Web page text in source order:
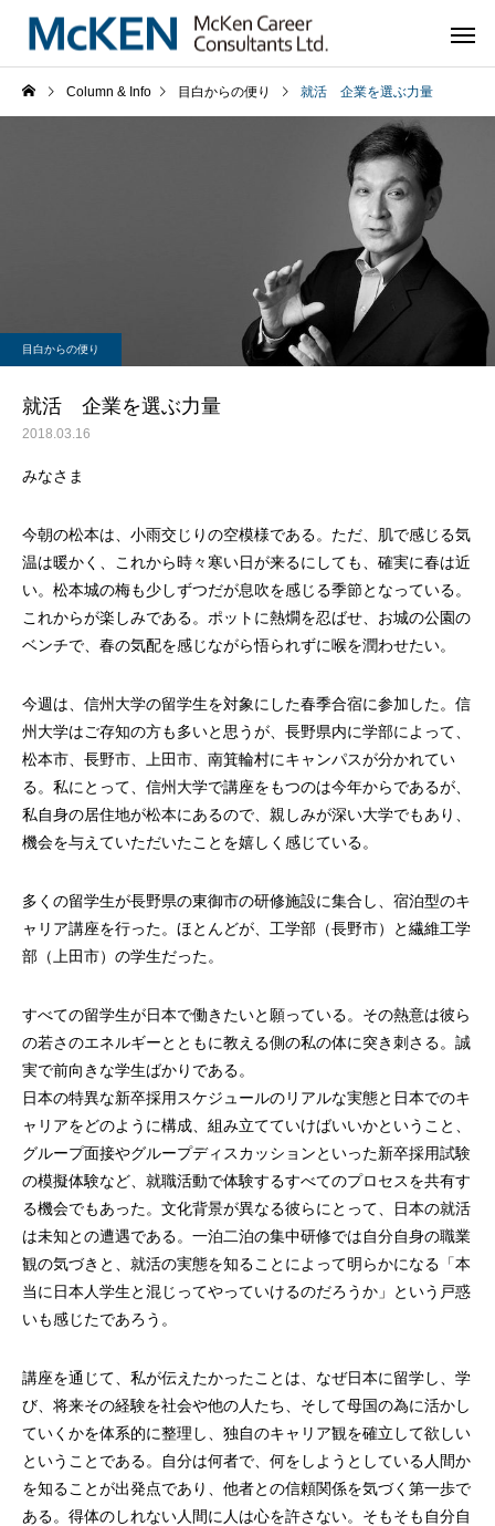
Column & Info 目白からの便り 就活 企業を選ぶ力量
目白からの便り
就活 企業を選ぶ力量
2018.03.16
みなさま
今朝の松本は、小雨交じりの空模様である。ただ、肌で感じる気
温は暖かく、これから時々寒い日が来るにしても、確実に春は近
い。松本城の梅も少しずつだが息吹を感じる季節となっている。
これからが楽しみである。ポットに熱燗を忍ばせ、お城の公園の
ベンチで、春の気配を感じながら悟られずに喉を潤わせたい。
今週は、信州大学の留学生を対象にした春季合宿に参加した。信
州大学はご存知の方も多いと思うが、長野県内に学部によって、
松本市、長野市、上田市、南箕輪村にキャンパスが分かれてい
る。私にとって、信州大学で講座をもつのは今年からであるが、
私自身の居住地が松本にあるので、親しみが深い大学でもあり、
機会を与えていただいたことを嬉しく感じている。
多くの留学生が長野県の東御市の研修施設に集合し、宿泊型のキ
ャリア講座を行った。ほとんどが、工学部（長野市）と繊維工学
部（上田市）の学生だった。
すべての留学生が日本で働きたいと願っている。その熱意は彼ら
の若さのエネルギーとともに教える側の私の体に突き刺さる。誠
実で前向きな学生ばかりである。
日本の特異な新卒採用スケジュールのリアルな実態と日本でのキ
ャリアをどのように構成、組み立てていけばいいかということ、
グループ面接やグループディスカッションといった新卒採用試験
の模擬体験など、就職活動で体験するすべてのプロセスを共有す
る機会でもあった。文化背景が異なる彼らにとって、日本の就活
は未知との遭遇である。一泊二泊の集中研修では自分自身の職業
観の気づきと、就活の実態を知ることによって明らかになる「本
当に日本人学生と混じってやっていけるのだろうか」という戸惑
いも感じたであろう。
講座を通じて、私が伝えたかったことは、なぜ日本に留学し、学
び、将来その経験を社会や他の人たち、そして母国の為に活かし
ていくかを体系的に整理し、独自のキャリア観を確立して欲しい
ということである。自分は何者で、何をしようとしている人間か
を知ることが出発点であり、他者との信頼関係を気づく第一歩で
ある。得体のしれない人間に人は心を許さない。そもそも自分自